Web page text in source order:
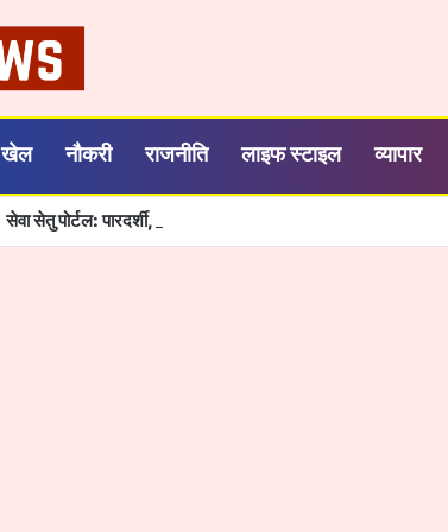
खेल नौकरी राजनीति लाइफ स्टाइल व्यापार
सेवा सेतु पोर्टल: पारदर्शी, तेज और आसान हुई सरकारी सेवाओं की व्यवस्था